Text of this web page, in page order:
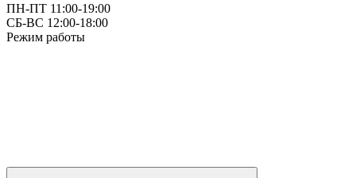
ПН-ПТ 11:00-19:00
СБ-ВС 12:00-18:00
Режим работы